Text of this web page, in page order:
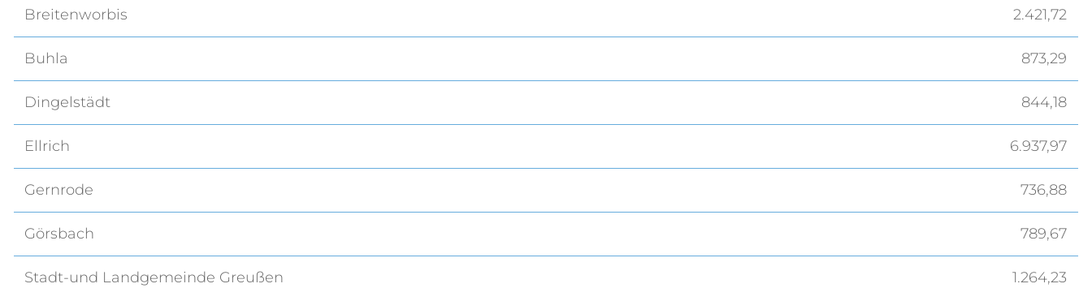
Breitenworbis 2.421,72
Buhla 873,29
Dingelstädt 844,18
Ellrich 6.937,97
Gernrode 736,88
Görsbach 789,67
Stadt-und Landgemeinde Greußen
1.264,23